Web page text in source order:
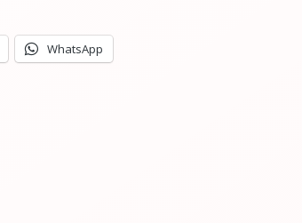
WhatsApp